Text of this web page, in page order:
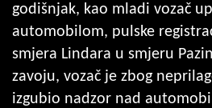
godišnjak, kao mladi vozač
automobilom, pulske
smjera Lindara u smjeru
zavoju, vozač je zbog
izgubio nadzor nad